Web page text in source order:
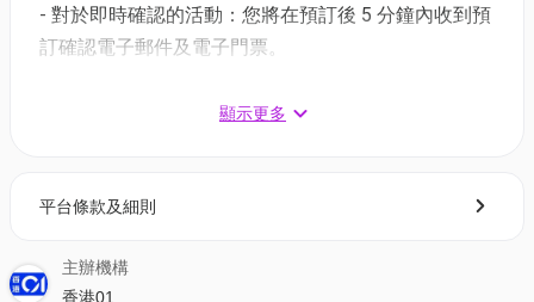
鮮自助餐
價錢：$1,350 / 3位 | 人均$450 | 原價：$2,454.4 | 55
＊套票送3張挪亞方舟門票+DIY啤啤熊毛公仔工作坊，
臻愛頌饌母親節海鮮自助餐價錢
每位兒童：$306 | 原價：$404.8 | 76折
＊凡購買自助餐送香港馬灣公園挪亞方舟門票1張（成
- 對於即時確認的活動：您將在預訂後 5 分鐘內收到預
訂確認電子郵件及電子門票。
1 - 3 個工作天內發送到您所登記的電郵地址。
- 會員可以下載《香港01》流動應用程式(APP) ，並以
按「門票」> 點擊相關活動電子門票；
顯示更多
平台條款及細則
主辦機構
香港01